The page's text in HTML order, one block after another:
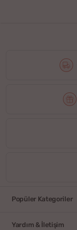
Popüler Kategoriler
Yardım & İletişim